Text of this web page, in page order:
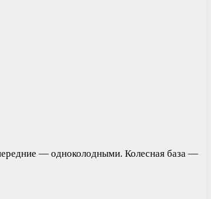
— одноколодными. Колесная база —